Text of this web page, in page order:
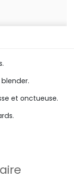
et onctueuse.